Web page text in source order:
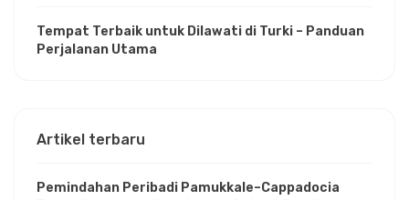
Tempat Terbaik untuk Dilawati di Turki – Panduan
Perjalanan Utama
Artikel terbaru
Pemindahan Peribadi Pamukkale–Cappadocia